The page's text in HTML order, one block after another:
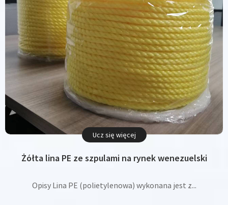
Żółta lina PE ze szpulami na rynek wenezuelski
Opisy Lina PE (polietylenowa) wykonana jest z...
Ucz się więcej